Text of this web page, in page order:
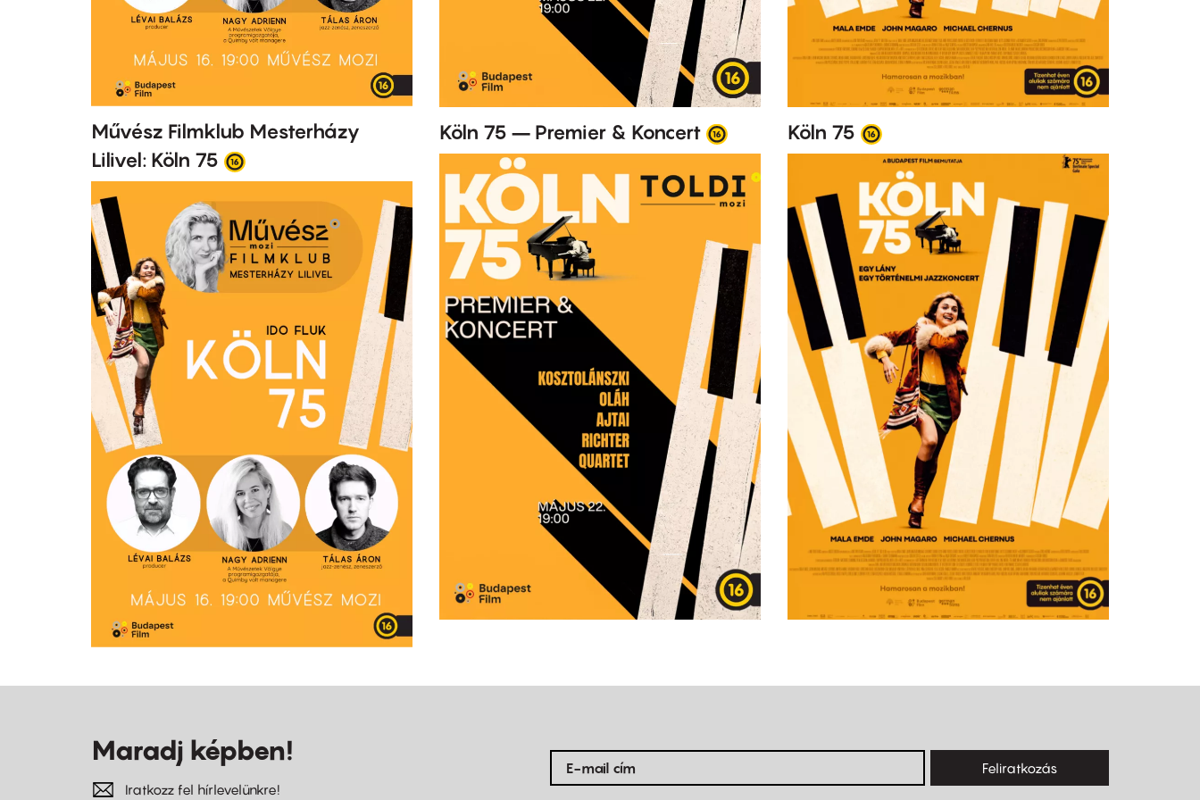
Művész Filmklub Mesterházy
Lilivel: Köln 75
Köln 75 – Premier & Koncert Köln 75
Maradj képben!
Iratkozz fel hírlevelünkre!
Feliratkozás